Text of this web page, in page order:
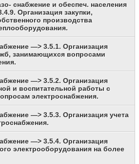
снабжение и обеспеч. населения
Организация закупки,
производства
—> 3.5.1. Организация
занимающихся вопросами
—> 3.5.2. Организация
и воспитательной работы с
электроснабжения.
—> 3.5.3. Организация учета
—> 3.5.4. Организация
электрооборудования на более